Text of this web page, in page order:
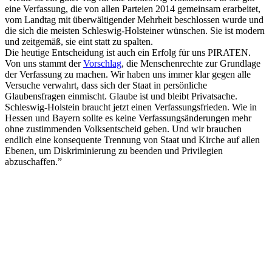
eine Verfassung, die von allen Parteien 2014 gemeinsam erarbeitet,
vom Landtag mit überwältigender Mehrheit beschlossen wurde und
die sich die meisten Schleswig-Holsteiner wünschen. Sie ist modern
und zeitgemäß, sie eint statt zu spalten.
Die heutige Entscheidung ist auch ein Erfolg für uns PIRATEN.
Von uns stammt derVorschlag, die Menschenrechte zur Grundlage
der Verfassung zu machen. Wir haben uns immer klar gegen alle
Versuche verwahrt, dass sich der Staat in persönliche
Glaubensfragen einmischt. Glaube ist und bleibt Privatsache.
Schleswig-Holstein braucht jetzt einen Verfassungsfrieden. Wie in
Hessen und Bayern sollte es keine Verfassungsänderungen mehr
ohne zustimmenden Volksentscheid geben. Und wir brauchen
endlich eine konsequente Trennung von Staat und Kirche auf allen
Ebenen, um Diskriminierung zu beenden und Privilegien
abzuschaffen.”